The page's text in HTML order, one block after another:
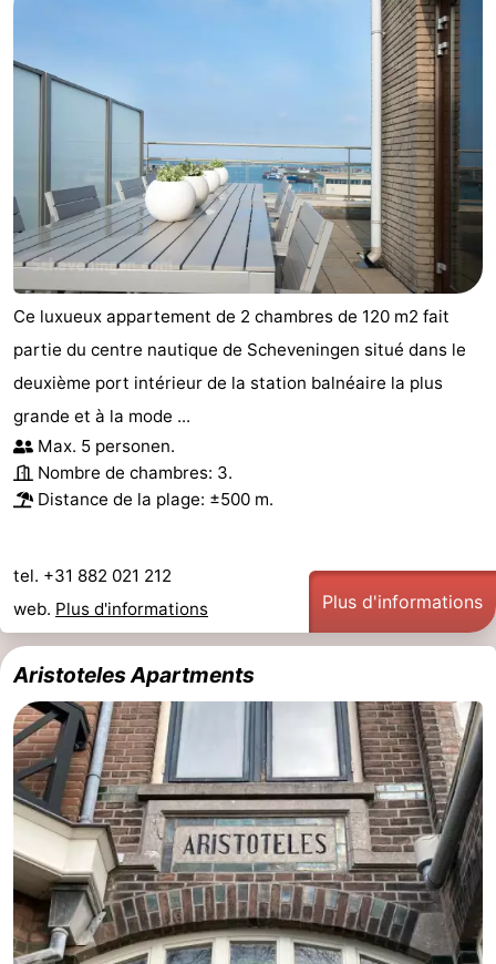
Stationnement
Adresses
Septentrionale
-
Nature
Schoorlse
Duinen
Bergen
aan
Zee
-
Bergen
-
Alkmaar
-
Egmond
Zee
-
duinreservaat
Wijk
Zee
-
Zuid-
Kennermerland
Amsterdam
-
Haarlem
-
Zandvoort
Hollande-
Méridionale
-
Leiden
Bollenstreek
-
Ce luxueux appartement de 2 chambres de 120 m2 fait
partie du centre nautique de Scheveningen situé dans le
deuxième port intérieur de la station balnéaire la plus
grande et à la mode ...
Max. 5 personen.
Nombre de chambres: 3.
Distance de la plage: ±500 m.
tel. +31 882 021 212
web. Plus d'informations Plus d'informations
Aristoteles Apartments